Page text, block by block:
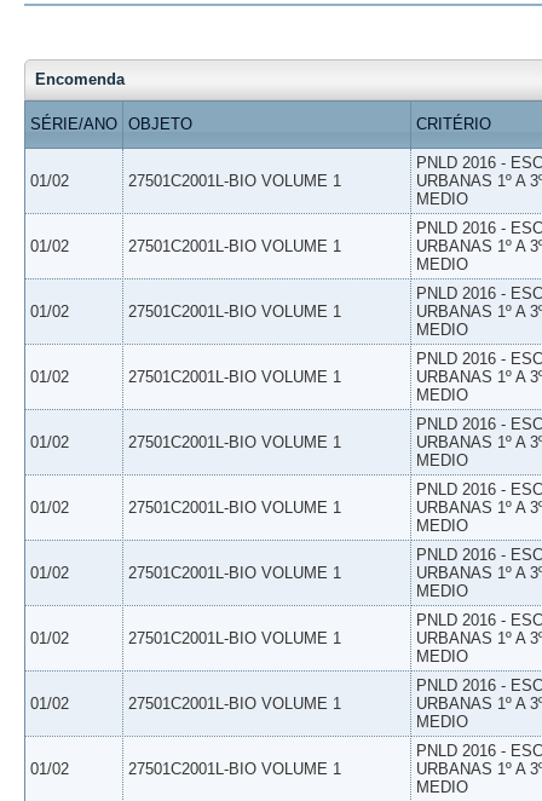
Encomenda
SÉRIE/ANO OBJETO CRITÉRIO
01/02 27501C2001L-BIO VOLUME 1
PNLD 2016 -
URBANAS 1º A
MEDIO
01/02 27501C2001L-BIO VOLUME 1
PNLD 2016 -
URBANAS 1º A
MEDIO
01/02 27501C2001L-BIO VOLUME 1
PNLD 2016 -
URBANAS 1º A
MEDIO
01/02 27501C2001L-BIO VOLUME 1
PNLD 2016 -
URBANAS 1º A
MEDIO
01/02 27501C2001L-BIO VOLUME 1
PNLD 2016 -
URBANAS 1º A
MEDIO
01/02 27501C2001L-BIO VOLUME 1
PNLD 2016 -
URBANAS 1º A
MEDIO
01/02 27501C2001L-BIO VOLUME 1
PNLD 2016 -
URBANAS 1º A
MEDIO
01/02 27501C2001L-BIO VOLUME 1
PNLD 2016 -
URBANAS 1º A
MEDIO
01/02 27501C2001L-BIO VOLUME 1
PNLD 2016 -
URBANAS 1º A
MEDIO
01/02 27501C2001L-BIO VOLUME 1
PNLD 2016 -
URBANAS 1º A
MEDIO